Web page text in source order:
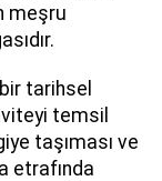
meşru
tarihsel
temsil
taşıması ve
etrafında